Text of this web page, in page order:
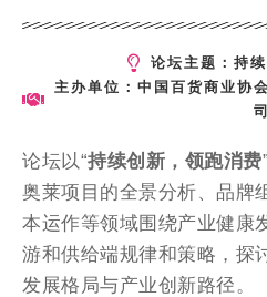
论坛主题：持
主办单位：中国百货商业协
司
论坛以“持续创新，领跑消费
奥莱项目的全景分析、品牌
本运作等领域围绕产业健康
游和供给端规律和策略，探
发展格局与产业创新路径。